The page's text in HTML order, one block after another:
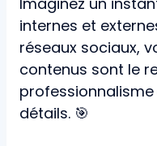
internes et
réseaux sociaux,
contenus sont le
détails. 🎯